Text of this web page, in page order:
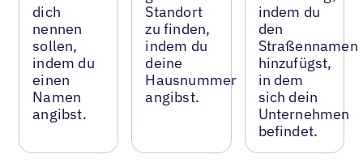
dich
nennen
sollen,
indem du
einen
Namen
angibst.
Standort
zu finden,
indem du
deine
Hausnummer
angibst.
indem du
den
Straßennamen
hinzufügst,
in dem
sich dein
Unternehmen
befindet.